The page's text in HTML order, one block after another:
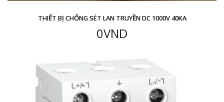
THIẾT BỊ CHỐNG SÉT LAN TRUYỀN DC 1000V 40KA
0VND